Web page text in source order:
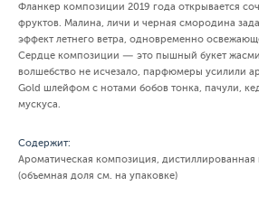
Фланкер композиции 2019 года открывается
фруктов. Малина, личи и черная смородина
эффект летнего ветра, одновременно
Сердце композиции — это пышный букет
волшебство не исчезало, парфюмеры усилили
Gold шлейфом с нотами бобов тонка, пачули,
мускуса.
Содержит:
Ароматическая композиция,
(объемная доля см. на упаковке)